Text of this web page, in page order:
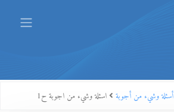
أسئلة وشيء من أجوبة اسئلة وشيء من اجوبة ح1